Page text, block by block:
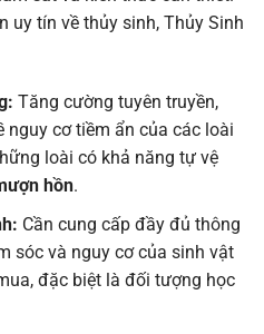
uy tín về thủy sinh, Thủy Sinh
Tăng cường tuyên truyền,
nguy cơ tiềm ẩn của các loài
loài có khả năng tự vệ
hồn.
Cần cung cấp đầy đủ thông
sóc và nguy cơ của sinh vật
đặc biệt là đối tượng học